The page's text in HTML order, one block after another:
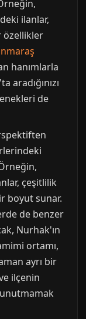
ilanlar,
özellikler
hanımlarla
aradığınızı
de
çeşitlilik
boyut sunar.
de benzer
Nurhak'ın
ortamı,
ayrı bir
ilçenin